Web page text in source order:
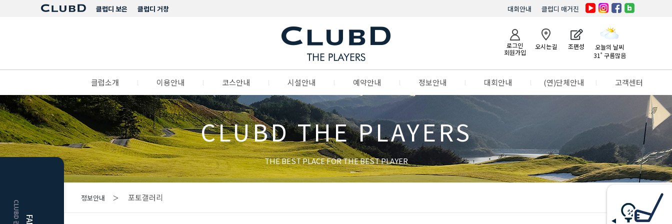
클럽디 거창
클럽디 보은 클럽디 매거진
대회안내
로그인
회원가입
오시는길 조편성
오늘의 날씨
31˚ 구름많음
클럽소개 이용안내 코스안내 시설안내 예약안내 정보안내 대회안내 (연)단체안내 고객센터
CLUBD THE PLAYERS
THE BEST PLACE FOR THE BEST PLAYER
HOME
정보안내 ＞ 포토갤러리